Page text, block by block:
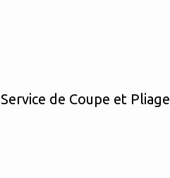
Service de Coupe et Pliage